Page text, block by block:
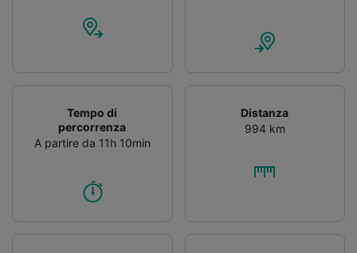
Tempo di
percorrenza
A partire da 11h 10min
Distanza
994 km